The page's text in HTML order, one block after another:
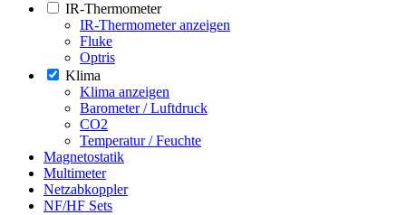
IR-Thermometer
IR-Thermometer anzeigen
Fluke
Optris
Klima
Klima anzeigen
Barometer / Luftdruck
CO2
Temperatur / Feuchte
Magnetostatik
Multimeter
Netzabkoppler
NF/HF Sets